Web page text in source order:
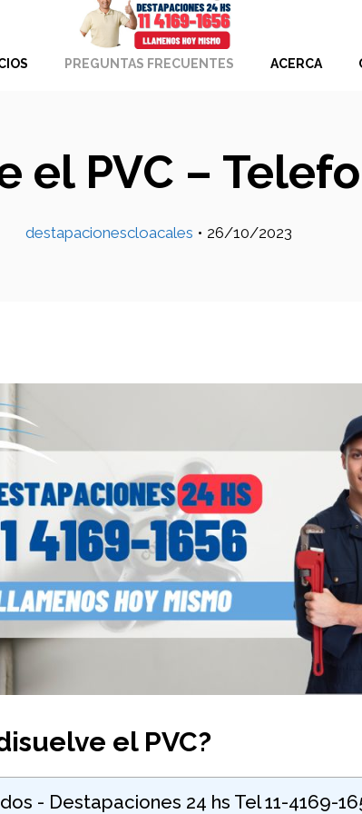
PREGUNTAS FRECUENTES ACERCA
el PVC –
destapacionescloacales • 26/10/2023
el PVC?
- Destapaciones 24 hs Tel 11-4169-